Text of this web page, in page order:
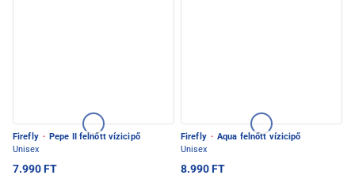
Firefly · Pepe II felnőtt vízicipő
Unisex
7.990 FT
Firefly · Aqua felnőtt vízicipő
Unisex
8.990 FT